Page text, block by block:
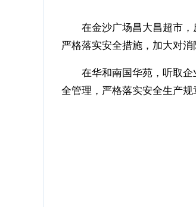
在金沙广场昌大昌超市，
严格落实安全措施，加大对
在华和南国华苑，听取企
全管理，严格落实安全生产